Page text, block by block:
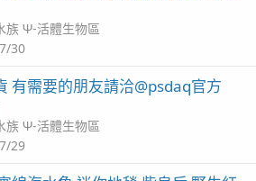
族 Ψ-活體生物區
30
有需要的朋友請洽@psdaq官方
族 Ψ-活體生物區
29